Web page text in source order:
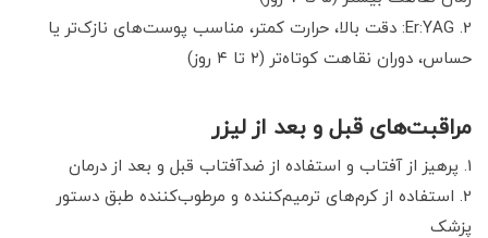
Er:YAG: دقت بالا، حرارت کمتر، مناسب پوست‌های نازک‌تر یا
حساس، دوران نقاهت کوتاه‌تر (۲ تا ۴ روز)
مراقبت‌های قبل و بعد از لیزر
پرهیز از آفتاب و استفاده از ضدآفتاب قبل و بعد از درمان
استفاده از کرم‌های ترمیم‌کننده و مرطوب‌کننده طبق دستور
پزشک